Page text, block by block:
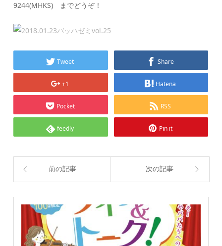
9244(MHKS) までどうぞ！
Tweet Share
+1 Hatena
Pocket RSS
feedly Pin it
前の記事 次の記事